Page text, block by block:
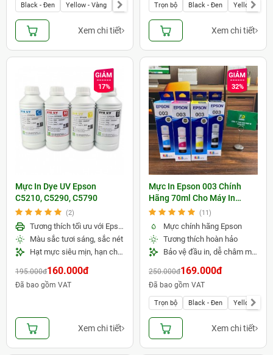
Black - Đen Yellow - Vàng Magenta - Đỏ Light Magenta - Đỏ nhạt Cyan -
Xem chi tiết
Trọn bộ Black - Đen Yellow -
Xem chi tiết
17%
Mực In Dye UV Epson
C5210, C5290, C5790
(2)
Tương thích tối ưu với Epson C5210, C5290, C5790
Màu sắc tươi sáng, sắc nét
Hạt mực siêu mịn, hạn chế nghẹt đầu phun
195.000đ160.000đ
Đã bao gồm VAT
Xem chi tiết
32%
Mực In Epson 003 Chính
Hãng 70ml Cho Máy In
Epson L1110 L3110 L3150
(11)
Mực chính hãng Epson
Tương thích hoàn hảo
Bảo vệ đầu in, dễ châm mực
250.000đ169.000đ
Đã bao gồm VAT
Trọn bộ Black - Đen Yellow -
Xem chi tiết